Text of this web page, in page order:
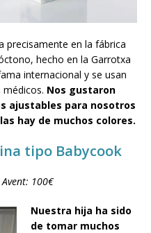
precisamente en la fábrica
hecho en la Garrotxa
internacional y se usan
Nos gustaron
ajustables para nosotros
hay de muchos colores.
tipo Babycook
100€
Nuestra hija ha sido
de tomar muchos